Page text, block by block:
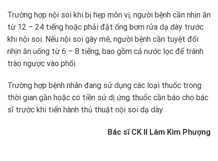
Trường hợp nội soi khi bị hẹp môn vị, người bệnh cần nhịn ăn
từ 12 – 24 tiếng hoặc phải đặt ống bơm rửa dạ dày trước
khi nội soi. Nếu nội soi gây mê, người bệnh cần tuyệt đối
nhịn ăn uống từ 6 – 8 tiếng, bao gồm cả nước lọc để tránh
trào ngược vào phổi.
Trường hợp bệnh nhân đang sử dụng các loại thuốc trong
thời gian gần hoặc có tiền sử dị ứng thuốc cần báo cho bác
sĩ trước khi tiến hành thủ thuật nội soi dạ dày.
Bác sĩ CK II Lâm Kim Phượng